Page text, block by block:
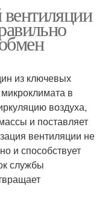
из ключевых
в
воздуха,
и поставляет
вентиляции не
и способствует
службы